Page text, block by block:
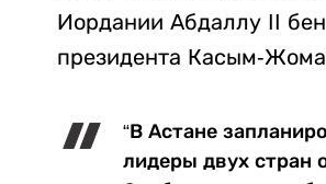
Иордании Абдаллу II
президента Касым-
“В Астане
лидеры двух стран